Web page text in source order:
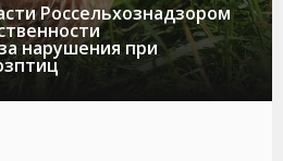
Россельхознадзором
нарушения при